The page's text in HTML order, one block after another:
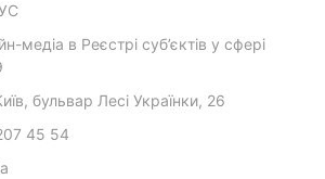
медіа в Реєстрі суб’єктів у сфері
бульвар Лесі Українки, 26
45 54